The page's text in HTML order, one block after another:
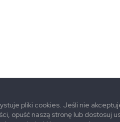
pliki cookies. Jeśli nie
opuść naszą stronę lub dostosuj